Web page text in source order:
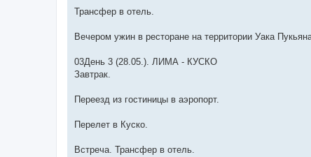
Трансфер в отель.
Вечером ужин в ресторане на территории Уака
03День 3 (28.05.). ЛИМА - КУСКО
Завтрак.
Переезд из гостиницы в аэропорт.
Перелет в Куско.
Встреча. Трансфер в отель.